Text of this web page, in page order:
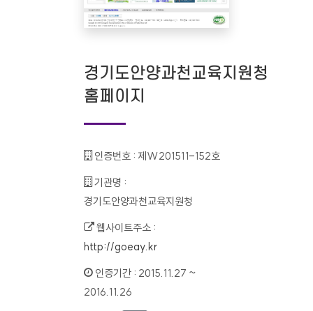
경기도안양과천교육지원청
홈페이지
인증번호 : 제W201511-152호
기관명 :
경기도안양과천교육지원청
웹사이트주소 :
http://goeay.kr
인증기간 : 2015.11.27 ~
2016.11.26